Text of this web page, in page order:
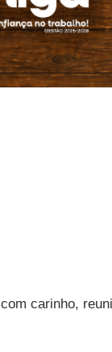
carinho,